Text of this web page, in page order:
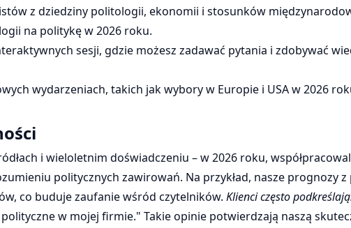
z dziedziny politologii, ekonomii i stosunków
na politykę w 2026 roku.
sesji, gdzie możesz zadawać pytania i zdobywać
wydarzeniach, takich jak wybory w Europie i USA w 2026
i wieloletnim doświadczeniu – w 2026 roku,
politycznych zawirowań. Na przykład, nasze prognozy
co buduje zaufanie wśród czytelników. Klienci często
w mojej firmie." Takie opinie potwierdzają naszą